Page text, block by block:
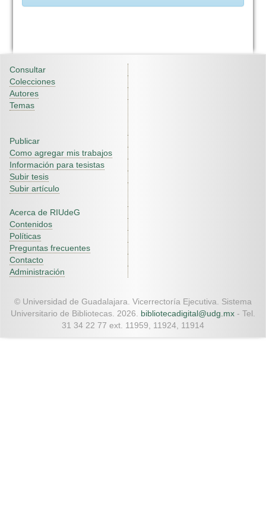
Consultar
Colecciones
Autores
Temas
Publicar
Como agregar mis trabajos
Información para tesistas
Subir tesis
Subir artículo
Acerca de RIUdeG
Contenidos
Políticas
Preguntas frecuentes
Contacto
Administración
© Universidad de Guadalajara. Vicerrectoría Ejecutiva. Sistema
Universitario de Bibliotecas. 2026. bibliotecadigital@udg.mx - Tel.
31 34 22 77 ext. 11959, 11924, 11914